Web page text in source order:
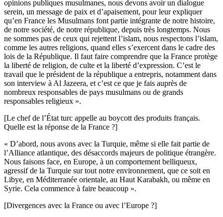
opinions publiques musulmanes, nous devons avoir un dialogue
serein, un message de paix et d’apaisement, pour leur expliquer
qu’en France les Musulmans font partie intégrante de notre histoire,
de notre société, de notre république, depuis très longtemps. Nous
ne sommes pas de ceux qui rejettent l’islam, nous respectons l’islam,
comme les autres religions, quand elles s’exercent dans le cadre des
lois de la République. Il faut faire comprendre que la France protège
la liberté de religion, de culte et la liberté d’expression. C’est le
travail que le président de la république a entrepris, notamment dans
son interview à Al Jazeera, et c’est ce que je fais auprès de
nombreux responsables de pays musulmans ou de grands
responsables religieux ».
[Le chef de l’État turc appelle au boycott des produits français.
Quelle est la réponse de la France ?]
« D’abord, nous avons avec la Turquie, même si elle fait partie de
l’Alliance atlantique, des désaccords majeurs de politique étrangère.
Nous faisons face, en Europe, à un comportement belliqueux,
agressif de la Turquie sur tout notre environnement, que ce soit en
Libye, en Méditerranée orientale, au Haut Karabakh, ou même en
Syrie. Cela commence à faire beaucoup ».
[Divergences avec la France ou avec l’Europe ?]